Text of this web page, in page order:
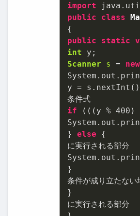
import
public
class
public
static
int
Scanner
s = new
y =
if (((y % 400 )
} else {
に実行される部分
}
条件が成り立たない
}
に実行される部分